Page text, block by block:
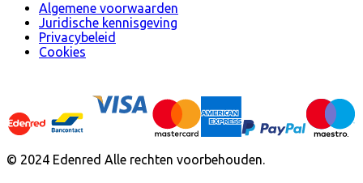
Algemene voorwaarden
Juridische kennisgeving
Privacybeleid
Cookies
© 2024 Edenred Alle rechten voorbehouden.